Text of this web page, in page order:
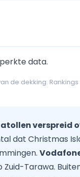
data.
de dekking.
atollen verspreid
dat Christmas
Tarawa.